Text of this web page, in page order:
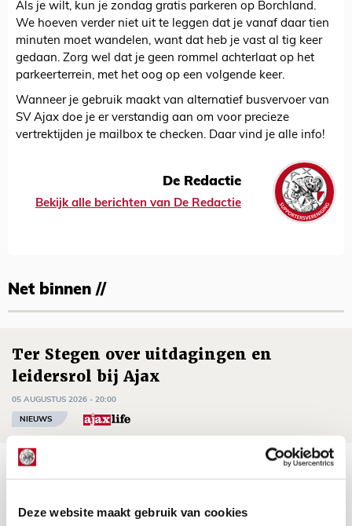
Deze website maakt gebruik van cookies
Als je wilt, kun je zondag gratis parkeren op Borchland.
We hoeven verder niet uit te leggen dat je vanaf daar tien
minuten moet wandelen, want dat heb je vast al tig keer
gedaan. Zorg wel dat je geen rommel achterlaat op het
parkeerterrein, met het oog op een volgende keer.
Wanneer je gebruik maakt van alternatief busvervoer van
SV Ajax doe je er verstandig aan om voor precieze
vertrektijden je mailbox te checken. Daar vind je alle info!
De Redactie
Bekijk alle berichten van De Redactie
Net binnen //
Ter Stegen over uitdagingen en
leidersrol bij Ajax
05 AUGUSTUS 2026 - 20:00
NIEUWS
Míchels elf: zie jij al rol voor
Shelbourne?